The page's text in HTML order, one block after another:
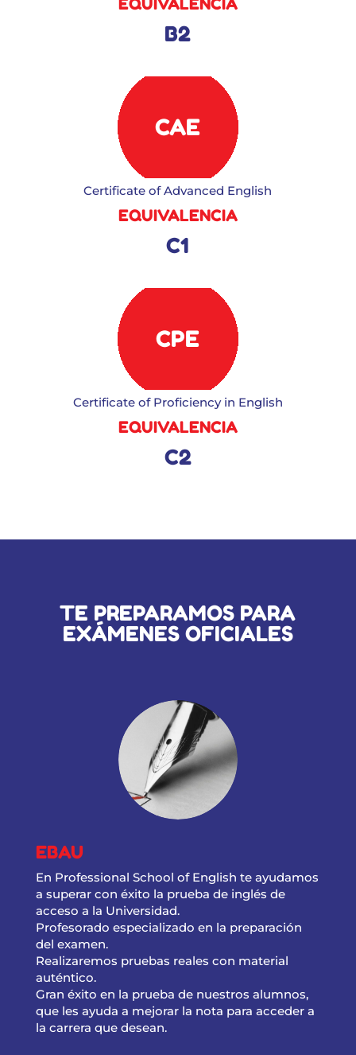
EQUIVALENCIA
B2
CAE
Certificate of Advanced English
EQUIVALENCIA
C1
CPE
Certificate of Proficiency in English
EQUIVALENCIA
C2
TE PREPARAMOS PARA
EXÁMENES OFICIALES
EBAU
En Professional School of English te ayudamos
a superar con éxito la prueba de inglés de
acceso a la Universidad.
Profesorado especializado en la preparación
del examen.
Realizaremos pruebas reales con material
auténtico.
Gran éxito en la prueba de nuestros alumnos,
que les ayuda a mejorar la nota para acceder a
la carrera que desean.